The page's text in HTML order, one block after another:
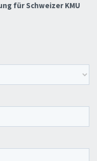
für Schweizer KMU